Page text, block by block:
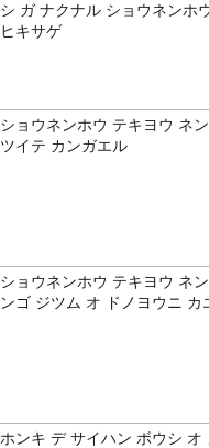
シ ガ ナクナル ショウネンホ
ヒキサゲ
ショウネンホウ テキヨウ ネ
ツイテ カンガエル
ショウネンホウ テキヨウ ネ
ンゴ ジツム オ ドノヨウニ カ
ホンキ デ サイハン ボウシ オ